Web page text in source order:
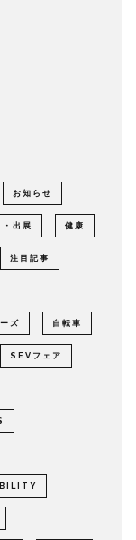
お知らせ
・出展 健康
注目記事
ズ 自転車
SEVフェア